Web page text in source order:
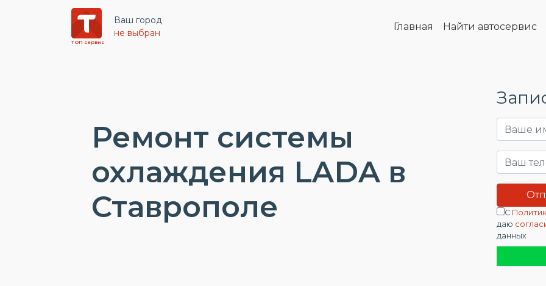
ТОП сервис
Ваш город
не выбран
Главная Найти автосервис
Ремонт системы
охлаждения LADA в
Ставрополе
С
даю
данных